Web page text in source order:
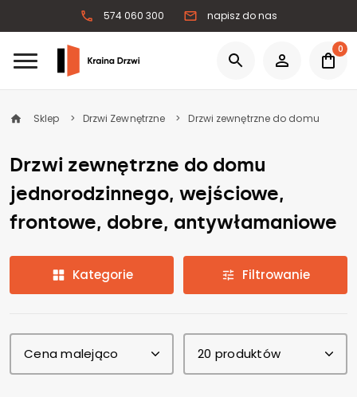
574 060 300 napisz do nas
0
Sklep Drzwi Zewnętrzne Drzwi zewnętrzne do domu
Drzwi zewnętrzne do domu
jednorodzinnego, wejściowe,
frontowe, dobre, antywłamaniowe
Kategorie Filtrowanie
Cena malejąco 20 produktów